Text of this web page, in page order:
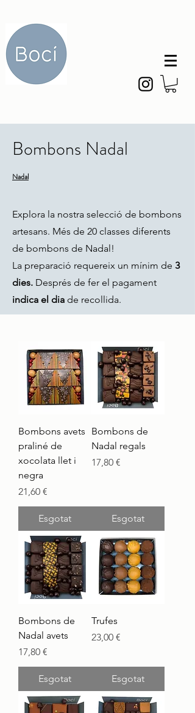
Bombons Nadal
Nadal
Explora la nostra selecció de bombons
artesans. Més de 20 classes diferents
de bombons de Nadal!
La preparació requereix un mínim de 3
dies. Després de fer el pagament
indica el dia de recollida.
Bombons avets
praliné de
xocolata llet i
negra
Preu
21,60 €
Esgotat
Bombons de
Nadal regals
Preu
17,80 €
Esgotat
Bombons de
Nadal avets
Preu
17,80 €
Esgotat
Trufes
Preu
23,00 €
Esgotat